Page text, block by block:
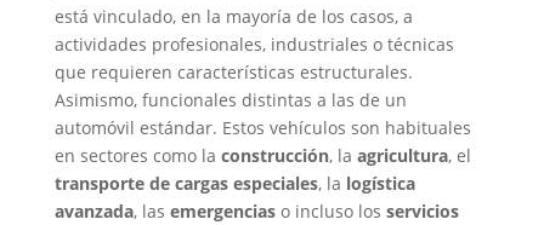
está vinculado, en la mayoría de los casos, a
actividades profesionales, industriales o técnicas
que requieren características estructurales.
Asimismo, funcionales distintas a las de un
automóvil estándar. Estos vehículos son habituales
en sectores como la construcción, la agricultura, el
transporte de cargas especiales, la logística
avanzada, las emergenciaso incluso los servicios